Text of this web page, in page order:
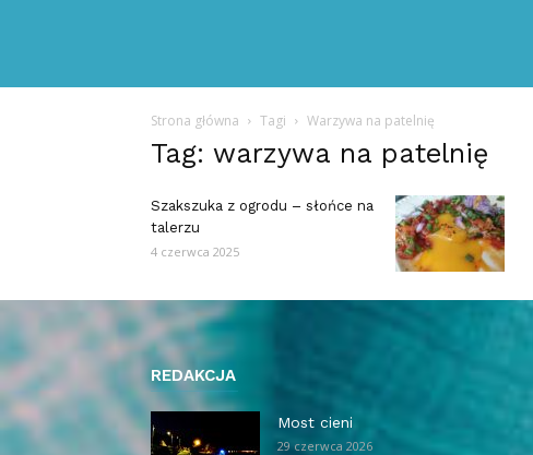
Strona główna Tagi Warzywa na patelnię
Tag: warzywa na patelnię
Szakszuka z ogrodu – słońce na
talerzu
4 czerwca 2025
REDAKCJA
Most cieni
29 czerwca 2026